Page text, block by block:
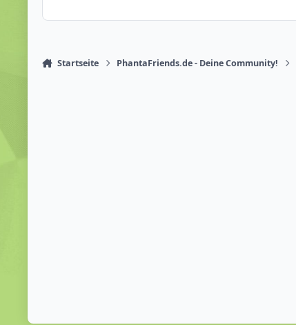
Startseite PhantaFriends.de - Deine Community!